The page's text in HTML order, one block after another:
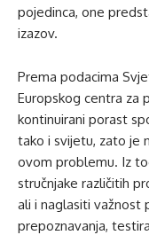
pojedinca, one
izazov.
Prema podacima
Europskog centra za
kontinuirani porast
tako i svijetu, zato je
ovom problemu. Iz
stručnjake različitih
ali i naglasiti važnost
prepoznavanja,